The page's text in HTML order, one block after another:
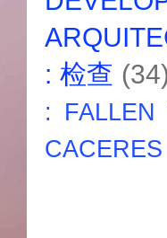
: 检查 (34)
: